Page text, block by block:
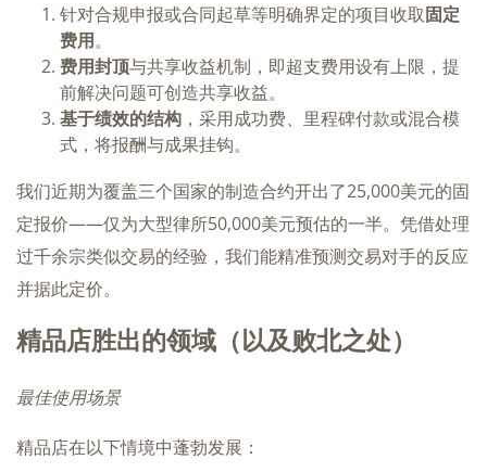
针对合规申报或合同起草等明确界定的项目收取固定
费用。
费用封顶与共享收益机制，即超支费用设有上限，提
前解决问题可创造共享收益。
基于绩效的结构 ，采用成功费、里程碑付款或混合模
式，将报酬与成果挂钩。
我们近期为覆盖三个国家的制造合约开出了25,000美元的固
定报价——仅为大型律所50,000美元预估的一半。凭借处理
过千余宗类似交易的经验，我们能精准预测交易对手的反应
并据此定价。
精品店胜出的领域（以及败北之处）
最佳使用场景
精品店在以下情境中蓬勃发展：